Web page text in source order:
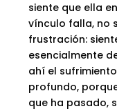
siente que ella
vínculo falla, no
frustración:
esencialmente
ahí el
profundo,
que ha pasado,